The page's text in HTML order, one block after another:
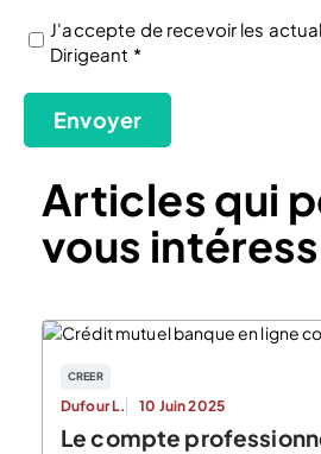
(Nécessaire)
J'accepte de recevoir les
Dirigeant *
Envoyer
Articles qui
vous
CREER
Dufour L. 10 Juin 2025
Le compte